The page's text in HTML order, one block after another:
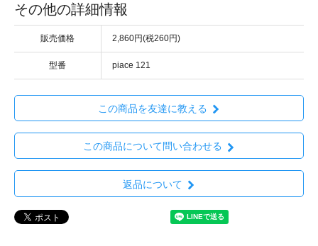
その他の詳細情報
販売価格 2,860円(税260円)
型番 piace 121
この商品を友達に教える
この商品について問い合わせる
返品について